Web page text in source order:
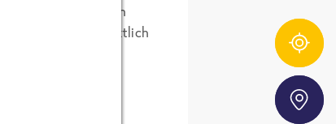
empfinden
bringen, kann letztlich
verfolgen.
Konsumenten
fast jeder
Zutatentracker
Storefinder